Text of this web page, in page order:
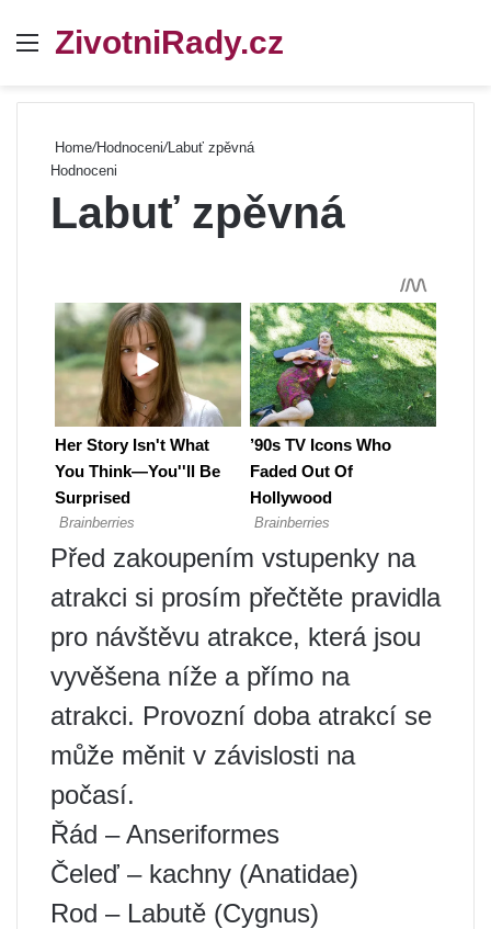
Menu
ZivotniRady.cz
Home/Hodnoceni/Labuť zpěvná
Hodnoceni
Labuť zpěvná
Před zakoupením vstupenky na
atrakci si prosím přečtěte pravidla
pro návštěvu atrakce, která jsou
vyvěšena níže a přímo na
atrakci. Provozní doba atrakcí se
může měnit v závislosti na
počasí.
Řád – Anseriformes
Čeleď – kachny (Anatidae)
Rod – Labutě (Cygnus)